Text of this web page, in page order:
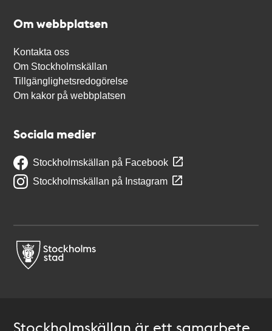
Om webbplatsen
Kontakta oss
Om Stockholmskällan
Tillgänglighetsredogörelse
Om kakor på webbplatsen
Sociala medier
Stockholmskällan på Facebook
Stockholmskällan på Instagram
Stockholmskällan är ett samarbete